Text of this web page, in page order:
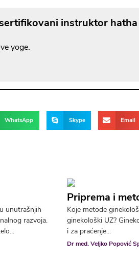
instruktor
yoge.
WhatsApp Skype Email
unutrašnjih
razvoja.
Priprema i
Koje metode
ginekološki UZ?
i za praćenje...
Dr med. Veljko Popović